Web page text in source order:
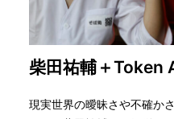
柴田祐輔＋Token
現実世界の曖昧さや不確か